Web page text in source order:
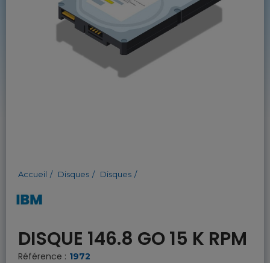
Accueil Disques Disques
DISQUE 146.8 GO 15 K RPM
Référence : 1972